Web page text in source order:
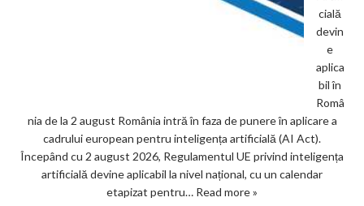
cială
devin
e
aplica
bil în
Româ
nia de la 2 august România intră în faza de punere în aplicare a
cadrului european pentru inteligența artificială (AI Act).
Începând cu 2 august 2026, Regulamentul UE privind inteligența
artificială devine aplicabil la nivel național, cu un calendar
etapizat pentru… Read more »